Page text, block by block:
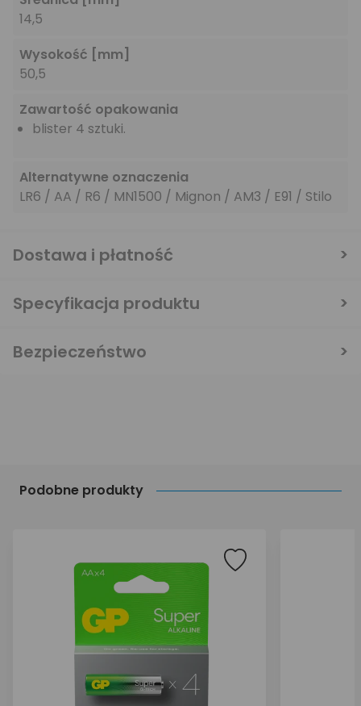
Podobne produkty
14,5
Wysokość [mm]
50,5
Zawartość opakowania
blister 4 sztuki.
Alternatywne oznaczenia
LR6 / AA / R6 / MN1500 / Mignon / AM3 / E91 / Stilo
Dostawa i płatność
Specyfikacja produktu
Bezpieczeństwo